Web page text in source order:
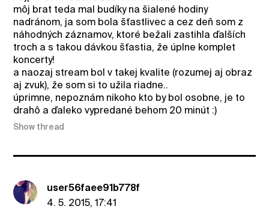
môj brat teda mal budíky na šialené hodiny
nadránom, ja som bola šťastlivec a cez deň som z
náhodných záznamov, ktoré bežali zastihla ďalších
troch a s takou dávkou šťastia, že úplne komplet
koncerty!
a naozaj stream bol v takej kvalite (rozumej aj obraz
aj zvuk), že som si to užila riadne..
úprimne, nepoznám nikoho kto by bol osobne, je to
drahô a ďaleko vypredané behom 20 minút :)
Show thread
user56faee91b778f
4. 5. 2015, 17:41